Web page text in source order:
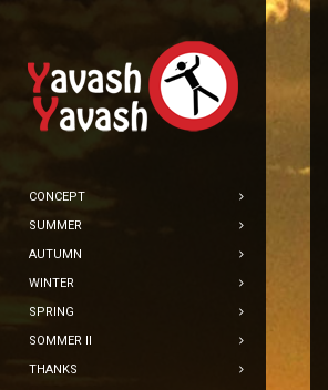
CONCEPT
SUMMER
AUTUMN
WINTER
SPRING
SOMMER II
THANKS